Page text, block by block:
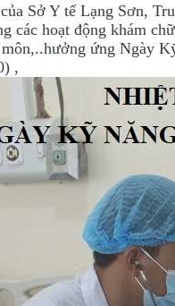
Sở Y tế Lạng Sơn,
các hoạt động khám
ưởng ứng Ngày
,